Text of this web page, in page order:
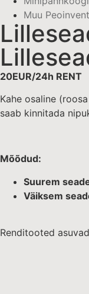
Muu
20EUR/24h RENT
Kahe osaline
saab kinnitada
Mõõdud:
Suurem
Väiksem
Renditooted